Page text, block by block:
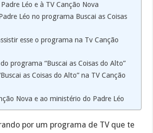
Léo e à TV Canção Nova
Léo no programa Buscai as Coisas
esse o programa na Tv Canção
programa “Buscai as Coisas do Alto”
as Coisas do Alto” na TV Canção
Nova e ao ministério do Padre Léo
por um programa de TV que te